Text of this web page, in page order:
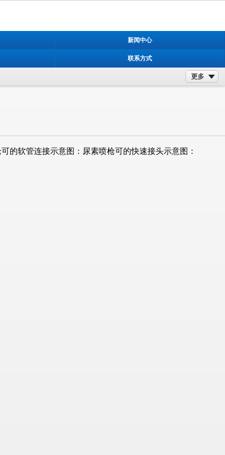
新闻中心
联系方式
更多
的软管连接示意图：尿素喷枪可的快速接头示意图：